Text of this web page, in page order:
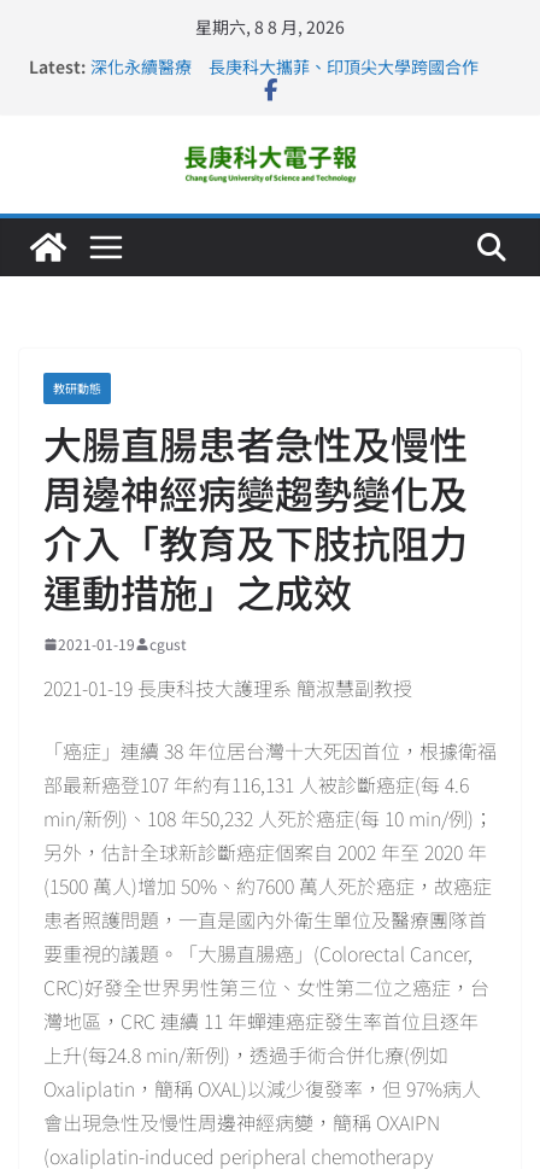
星期六, 8 8 月, 2026
Latest: 深化永續醫療 長庚科大攜菲、印頂尖大學跨國合作
長庚科大訪凱瑟醫療集團、美容學校收穫豐
仁德醫專與長庚科大締結策略聯盟 培育護理尖兵
長庚科大連四年穩居《遠見》醫學大學第5名 辦學實力再
教研動態
大腸直腸患者急性及慢性
周邊神經病變趨勢變化及
介入「教育及下肢抗阻力
運動措施」之成效
2021-01-19 cgust
2021-01-19 長庚科技大護理系 簡淑慧副教授
「癌症」連續 38 年位居台灣十大死因首位，根據衛福
部最新癌登107 年約有116,131 人被診斷癌症(每 4.6
min/新例)、108 年50,232 人死於癌症(每 10 min/例)；
另外，估計全球新診斷癌症個案自 2002 年至 2020 年
(1500 萬人)增加 50%、約7600 萬人死於癌症，故癌症
患者照護問題，一直是國內外衛生單位及醫療團隊首
要重視的議題。「大腸直腸癌」(Colorectal Cancer,
CRC)好發全世界男性第三位、女性第二位之癌症，台
灣地區，CRC 連續 11 年蟬連癌症發生率首位且逐年
上升(每24.8 min/新例)，透過手術合併化療(例如
Oxaliplatin，簡稱 OXAL)以減少復發率，但 97%病人
會出現急性及慢性周邊神經病變，簡稱 OXAIPN
(oxaliplatin-induced peripheral chemotherapy